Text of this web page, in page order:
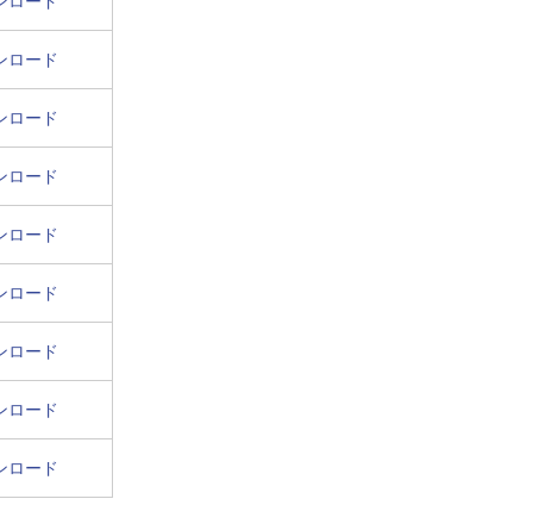
ロード
ロード
ロード
ロード
ロード
ロード
ロード
ロード